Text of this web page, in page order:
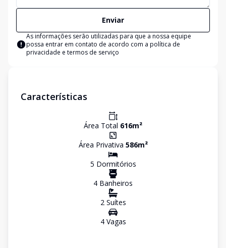
Enviar
As informações serão utilizadas para que a nossa equipe
possa entrar em contato de acordo com a política de
privacidade e termos de serviço
Características
Área Total 616m²
Área Privativa 586m²
5 Dormitórios
4 Banheiros
2Suítes
4Vagas